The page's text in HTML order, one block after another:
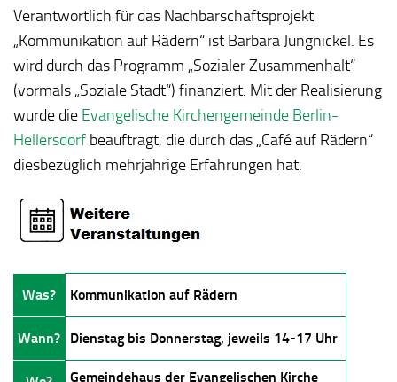
Verantwortlich für das Nachbarschaftsprojekt
„Kommunikation auf Rädern“ ist Barbara Jungnickel. Es
wird durch das Programm „Sozialer Zusammenhalt“
(vormals „Soziale Stadt“) finanziert. Mit der Realisierung
wurde die Evangelische Kirchengemeinde Berlin-
Hellersdorf beauftragt, die durch das „Café auf Rädern“
diesbezüglich mehrjährige Erfahrungen hat.
Was? Kommunikation auf Rädern
Wann? Dienstag bis Donnerstag, jeweils 14-17 Uhr
Gemeindehaus der Evangelischen Kirche